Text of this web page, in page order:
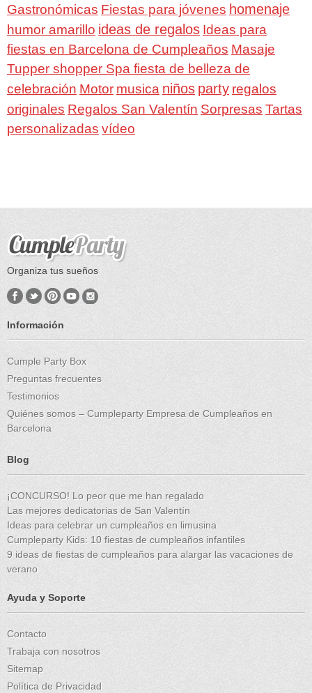
Gastronómicas Fiestas para jóvenes homenaje
humor amarillo ideas de regalos Ideas para
fiestas en Barcelona de Cumpleaños Masaje
Tupper shopper Spa fiesta de belleza de
celebración Motor musica niños party regalos
originales Regalos San Valentín Sorpresas Tartas
personalizadas vídeo
Organiza tus sueños
Información
Cumple Party Box
Preguntas frecuentes
Testimonios
Quiénes somos – Cumpleparty Empresa de Cumpleaños en
Barcelona
Blog
¡CONCURSO! Lo peor que me han regalado
Las mejores dedicatorias de San Valentín
Ideas para celebrar un cumpleaños en limusina
Cumpleparty Kids: 10 fiestas de cumpleaños infantiles
9 ideas de fiestas de cumpleaños para alargar las vacaciones de
verano
Ayuda y Soporte
Contacto
Trabaja con nosotros
Sitemap
Política de Privacidad